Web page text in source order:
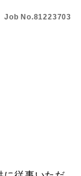
Job No.81223703